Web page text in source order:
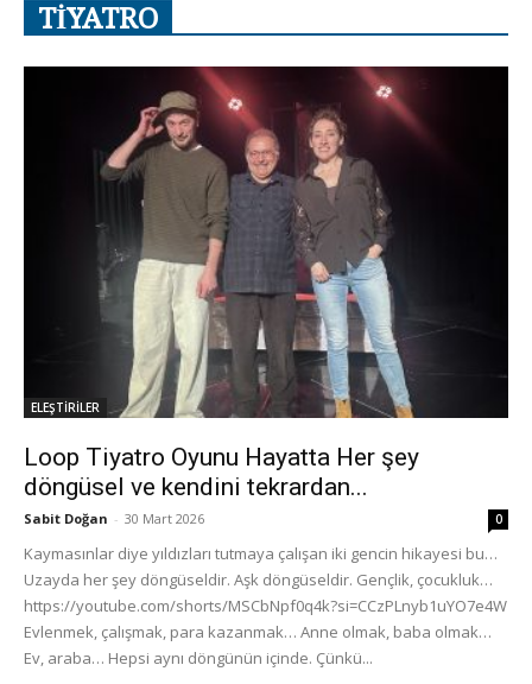
TİYATRO
ELEŞTİRİLER
Loop Tiyatro Oyunu Hayatta Her şey
döngüsel ve kendini tekrardan...
Sabit Doğan - 30 Mart 2026 0
Kaymasınlar diye yıldızları tutmaya çalışan iki gencin hikayesi bu…
Uzayda her şey döngüseldir. Aşk döngüseldir. Gençlik, çocukluk…
https://youtube.com/shorts/MSCbNpf0q4k?si=CCzPLnyb1uYO7e4W
Evlenmek, çalışmak, para kazanmak… Anne olmak, baba olmak…
Ev, araba… Hepsi aynı döngünün içinde. Çünkü...